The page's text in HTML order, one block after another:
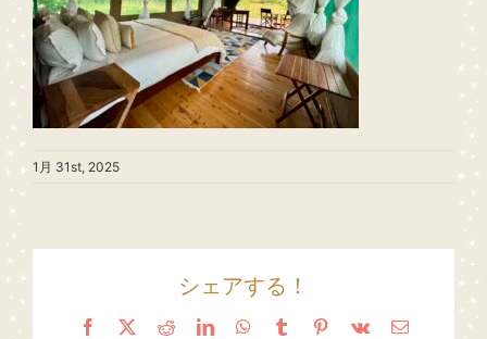
1月 31st, 2025
シェアする！
Facebook
X RedditLinkedInWhatsApp
TumblrPinterest
Vk Email